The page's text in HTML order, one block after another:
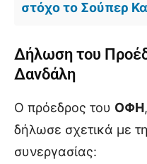
στόχο το Σούπερ
Δήλωση του
Δανδάλη
Ο πρόεδρος του ΟΦΗ
δήλωσε σχετικά με
συνεργασίας: